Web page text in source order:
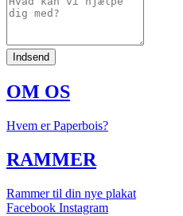
Indsend
OM OS
Hvem er Paperbois?
RAMMER
Rammer til din nye plakat
Facebook Instagram